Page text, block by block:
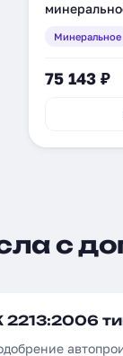
Минеральное
75 143 ₽
с
2213:2006